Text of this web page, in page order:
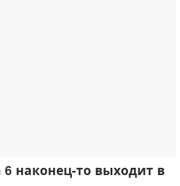
6 наконец-то выходит в